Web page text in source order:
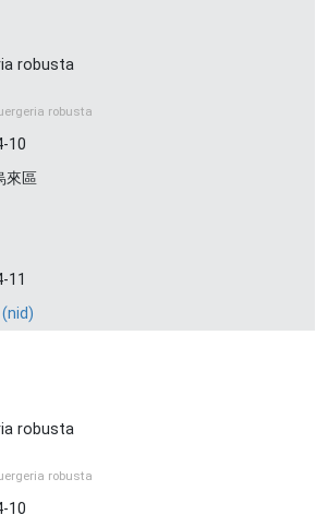
robusta
robusta
10
來區
11
robusta
robusta
10